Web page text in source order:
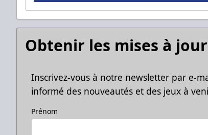
Obtenir les mises à jour
Inscrivez-vous à notre newsletter par e-
informé des nouveautés et des jeux à
Prénom